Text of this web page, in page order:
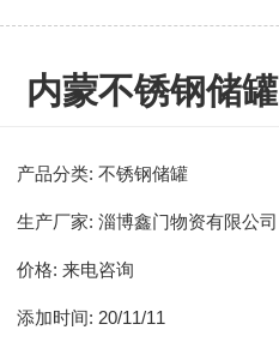
内蒙不锈钢储罐
产品分类: 不锈钢储罐
生产厂家: 淄博鑫门物资有限公司
价格: 来电咨询
添加时间: 20/11/11